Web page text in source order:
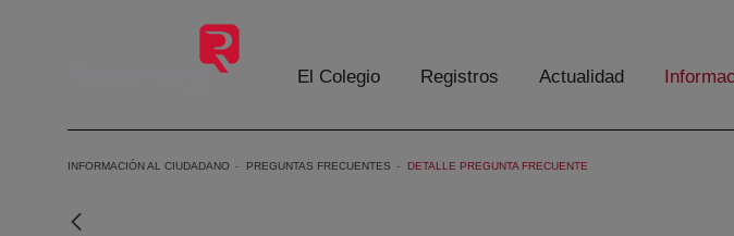
El Colegio Registros Actualidad
INFORMACIÓN AL CIUDADANO PREGUNTAS FRECUENTES DETALLE PREGUNTA FRECUENTE